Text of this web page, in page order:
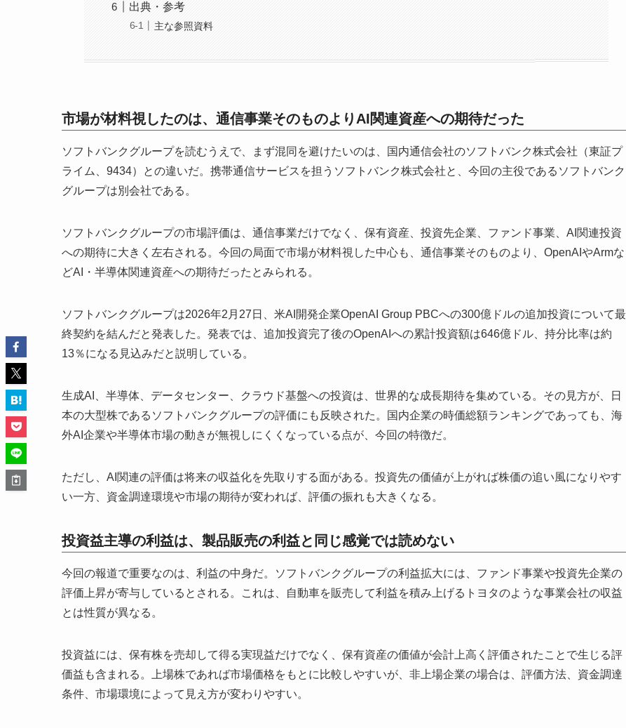
出典・参考
主な参照資料
市場が材料視したのは、通信事業そのものよりAI関連資産への期待だった
ソフトバンクグループを読むうえで、まず混同を避けたいのは、国内通信会社のソフトバンク株式会社（東証プ
ライム、9434）との違いだ。携帯通信サービスを担うソフトバンク株式会社と、今回の主役であるソフトバンク
グループは別会社である。
ソフトバンクグループの市場評価は、通信事業だけでなく、保有資産、投資先企業、ファンド事業、AI関連投資
への期待に大きく左右される。今回の局面で市場が材料視した中心も、通信事業そのものより、OpenAIやArmな
どAI・半導体関連資産への期待だったとみられる。
ソフトバンクグループは2026年2月27日、米AI開発企業OpenAI Group PBCへの300億ドルの追加投資について最
終契約を結んだと発表した。発表では、追加投資完了後のOpenAIへの累計投資額は646億ドル、持分比率は約
13％になる見込みだと説明している。
生成AI、半導体、データセンター、クラウド基盤への投資は、世界的な成長期待を集めている。その見方が、日
本の大型株であるソフトバンクグループの評価にも反映された。国内企業の時価総額ランキングであっても、海
外AI企業や半導体市場の動きが無視しにくくなっている点が、今回の特徴だ。
ただし、AI関連の評価は将来の収益化を先取りする面がある。投資先の価値が上がれば株価の追い風になりやす
い一方、資金調達環境や市場の期待が変われば、評価の振れも大きくなる。
投資益主導の利益は、製品販売の利益と同じ感覚では読めない
今回の報道で重要なのは、利益の中身だ。ソフトバンクグループの利益拡大には、ファンド事業や投資先企業の
評価上昇が寄与しているとされる。これは、自動車を販売して利益を積み上げるトヨタのような事業会社の収益
とは性質が異なる。
投資益には、保有株を売却して得る実現益だけでなく、保有資産の価値が会計上高く評価されたことで生じる評
価益も含まれる。上場株であれば市場価格をもとに比較しやすいが、非上場企業の場合は、評価方法、資金調達
条件、市場環境によって見え方が変わりやすい。